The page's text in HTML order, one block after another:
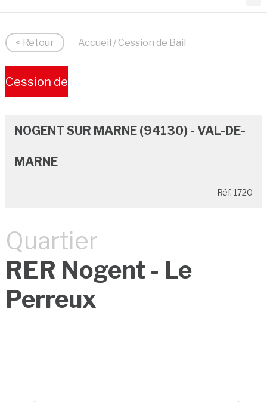
< Retour Accueil / Cession de Bail
Cession de
NOGENT SUR MARNE (94130) - VAL-DE-
MARNE
Réf. 1720
Quartier
RER Nogent - Le
Perreux